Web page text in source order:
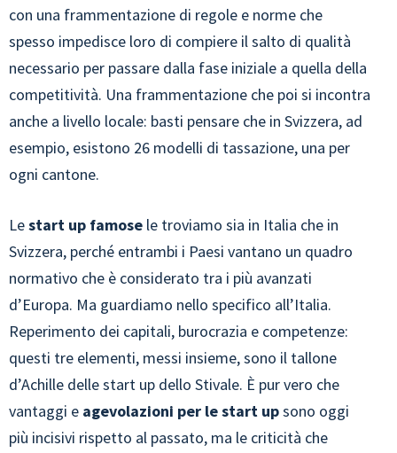
con una frammentazione di regole e norme che
spesso impedisce loro di compiere il salto di qualità
necessario per passare dalla fase iniziale a quella della
competitività. Una frammentazione che poi si incontra
anche a livello locale: basti pensare che in Svizzera, ad
esempio, esistono 26 modelli di tassazione, una per
ogni cantone.
Lestart up famose le troviamo sia in Italia che in
Svizzera, perché entrambi i Paesi vantano un quadro
normativo che è considerato tra i più avanzati
d’Europa. Ma guardiamo nello specifico all’Italia.
Reperimento dei capitali, burocrazia e competenze:
questi tre elementi, messi insieme, sono il tallone
d’Achille delle start up dello Stivale. È pur vero che
vantaggi e agevolazioni per le start upsono oggi
più incisivi rispetto al passato, ma le criticità che